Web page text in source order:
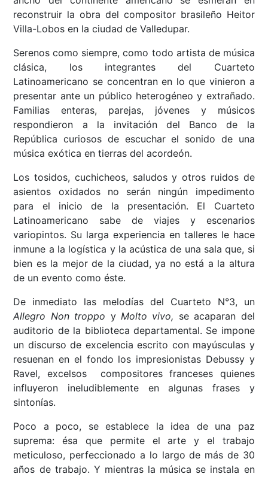
reconstruir la obra del compositor brasileño Heitor
Villa-Lobos en la ciudad de Valledupar.
Serenos como siempre, como todo artista de música
clásica, los integrantes del Cuarteto
Latinoamericano se concentran en lo que vinieron a
presentar ante un público heterogéneo y extrañado.
Familias enteras, parejas, jóvenes y músicos
respondieron a la invitación del Banco de la
República curiosos de escuchar el sonido de una
música exótica en tierras del acordeón.
Los tosidos, cuchicheos, saludos y otros ruidos de
asientos oxidados no serán ningún impedimento
para el inicio de la presentación. El Cuarteto
Latinoamericano sabe de viajes y escenarios
variopintos. Su larga experiencia en talleres le hace
inmune a la logística y la acústica de una sala que, si
bien es la mejor de la ciudad, ya no está a la altura
de un evento como éste.
De inmediato las melodías del Cuarteto N°3, un
Allegro Non troppo y Molto vivo, se acaparan del
auditorio de la biblioteca departamental. Se impone
un discurso de excelencia escrito con mayúsculas y
resuenan en el fondo los impresionistas Debussy y
Ravel, excelsos compositores franceses quienes
influyeron ineludiblemente en algunas frases y
sintonías.
Poco a poco, se establece la idea de una paz
suprema: ésa que permite el arte y el trabajo
meticuloso, perfeccionado a lo largo de más de 30
años de trabajo. Y mientras la música se instala en